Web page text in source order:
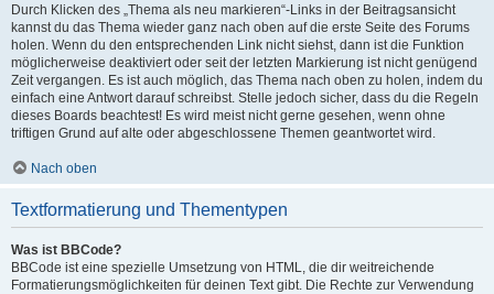
Durch Klicken des „Thema als neu markieren“-Links in der Beitragsansicht
kannst du das Thema wieder ganz nach oben auf die erste Seite des Forums
holen. Wenn du den entsprechenden Link nicht siehst, dann ist die Funktion
möglicherweise deaktiviert oder seit der letzten Markierung ist nicht genügend
Zeit vergangen. Es ist auch möglich, das Thema nach oben zu holen, indem du
einfach eine Antwort darauf schreibst. Stelle jedoch sicher, dass du die Regeln
dieses Boards beachtest! Es wird meist nicht gerne gesehen, wenn ohne
triftigen Grund auf alte oder abgeschlossene Themen geantwortet wird.
Nach oben
Textformatierung und Thementypen
Was ist BBCode?
BBCode ist eine spezielle Umsetzung von HTML, die dir weitreichende
Formatierungsmöglichkeiten für deinen Text gibt. Die Rechte zur Verwendung